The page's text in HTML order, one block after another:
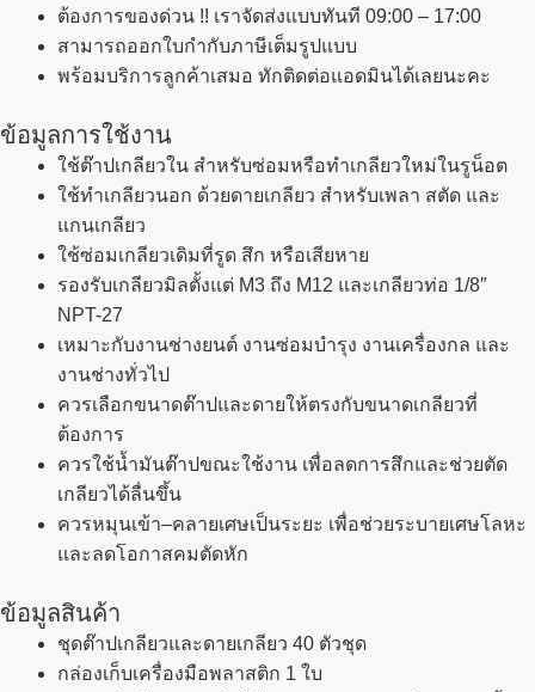
ต้องการของด่วน !! เราจัดส่งแบบทันที 09:00 – 17:00
สามารถออกใบกำกับภาษีเต็มรูปแบบ
พร้อมบริการลูกค้าเสมอ ทักติดต่อแอดมินได้เลยนะคะ
ข้อมูลการใช้งาน
ใช้ต๊าปเกลียวใน สำหรับซ่อมหรือทำเกลียวใหม่ในรูน็อต
ใช้ทำเกลียวนอก ด้วยดายเกลียว สำหรับเพลา สตัด และ
แกนเกลียว
ใช้ซ่อมเกลียวเดิมที่รูด สึก หรือเสียหาย
รองรับเกลียวมิลตั้งแต่ M3 ถึง M12 และเกลียวท่อ 1/8″
NPT-27
เหมาะกับงานช่างยนต์ งานซ่อมบำรุง งานเครื่องกล และ
งานช่างทั่วไป
ควรเลือกขนาดต๊าปและดายให้ตรงกับขนาดเกลียวที่
ต้องการ
ควรใช้น้ำมันต๊าปขณะใช้งาน เพื่อลดการสึกและช่วยตัด
เกลียวได้ลื่นขึ้น
ควรหมุนเข้า–คลายเศษเป็นระยะ เพื่อช่วยระบายเศษโลหะ
และลดโอกาสคมตัดหัก
ข้อมูลสินค้า
ชุดต๊าปเกลียวและดายเกลียว 40 ตัวชุด
กล่องเก็บเครื่องมือพลาสติก 1 ใบ